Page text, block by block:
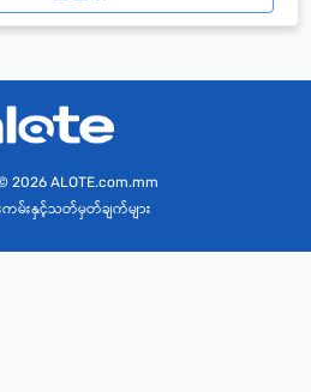
2026 ALOTE.com.mm
မ်းနှင့်သတ်မှတ်ချက်များ